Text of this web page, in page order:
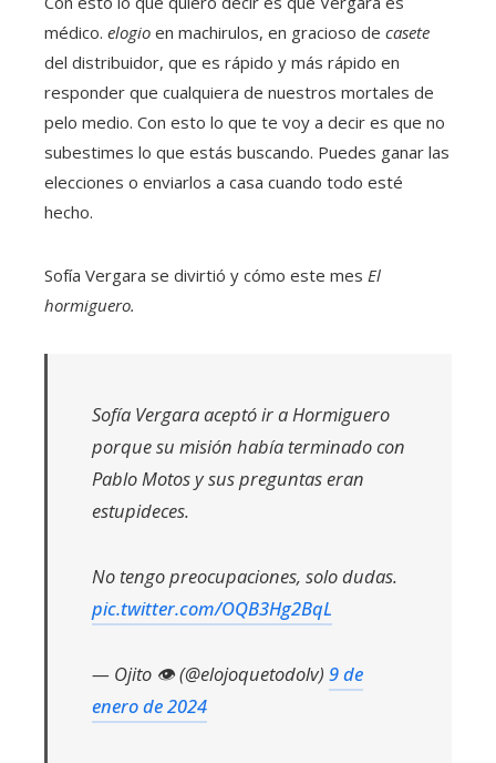
médico. elogio en machirulos, en gracioso de casete
del distribuidor, que es rápido y más rápido en
responder que cualquiera de nuestros mortales de
pelo medio. Con esto lo que te voy a decir es que no
subestimes lo que estás buscando. Puedes ganar las
elecciones o enviarlos a casa cuando todo esté
hecho.
Sofía Vergara se divirtió y cómo este mes El
hormiguero.
Sofía Vergara aceptó ir a Hormiguero
porque su misión había terminado con
Pablo Motos y sus preguntas eran
estupideces.
No tengo preocupaciones, solo dudas.
pic.twitter.com/OQB3Hg2BqL
— Ojito 👁 (@elojoquetodolv) 9 de
enero de 2024